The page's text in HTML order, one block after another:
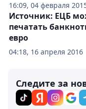
16:09, 04 февраля
04:18, 16 апреля 2016
Источник: ЕЦБ
печатать
евро
Следите за